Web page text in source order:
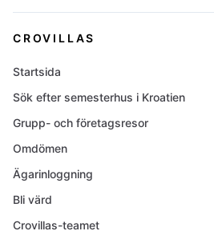
CROVILLAS
Startsida
Sök efter semesterhus i Kroatien
Grupp- och företagsresor
Omdömen
Ägarinloggning
Bli värd
Crovillas-teamet